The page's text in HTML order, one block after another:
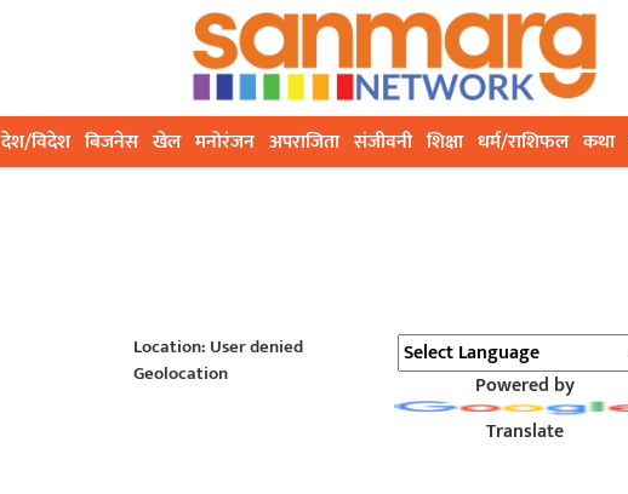
देश/विदेश बिजनेस खेल मनोरंजन अपराजिता संजीवनी शिक्षा धर्म/राशिफल कथा
Location: User denied
Geolocation
Powered by
Translate